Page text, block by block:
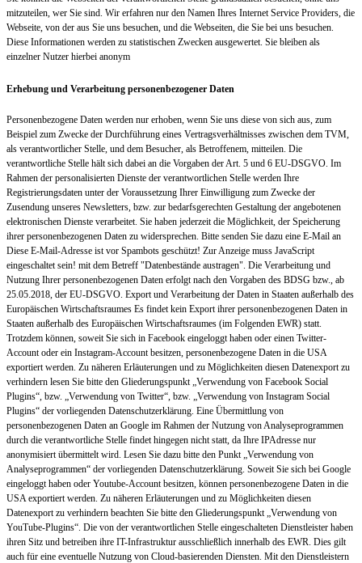
mitzuteilen, wer Sie sind. Wir erfahren nur den Namen Ihres Internet Service Providers, die
Webseite, von der aus Sie uns besuchen, und die Webseiten, die Sie bei uns besuchen.
Diese Informationen werden zu statistischen Zwecken ausgewertet. Sie bleiben als
einzelner Nutzer hierbei anonym
Erhebung und Verarbeitung personenbezogener Daten
Personenbezogene Daten werden nur erhoben, wenn Sie uns diese von sich aus, zum
Beispiel zum Zwecke der Durchführung eines Vertragsverhältnisses zwischen dem TVM,
als verantwortlicher Stelle, und dem Besucher, als Betroffenem, mitteilen. Die
verantwortliche Stelle hält sich dabei an die Vorgaben der Art. 5 und 6 EU-DSGVO. Im
Rahmen der personalisierten Dienste der verantwortlichen Stelle werden Ihre
Registrierungsdaten unter der Voraussetzung Ihrer Einwilligung zum Zwecke der
Zusendung unseres Newsletters, bzw. zur bedarfsgerechten Gestaltung der angebotenen
elektronischen Dienste verarbeitet. Sie haben jederzeit die Möglichkeit, der Speicherung
ihrer personenbezogenen Daten zu widersprechen. Bitte senden Sie dazu eine E-Mail an
Diese E-Mail-Adresse ist vor Spambots geschützt! Zur Anzeige muss JavaScript
eingeschaltet sein! mit dem Betreff "Datenbestände austragen". Die Verarbeitung und
Nutzung Ihrer personenbezogenen Daten erfolgt nach den Vorgaben des BDSG bzw., ab
25.05.2018, der EU-DSGVO. Export und Verarbeitung der Daten in Staaten außerhalb des
Europäischen Wirtschaftsraumes Es findet kein Export ihrer personenbezogenen Daten in
Staaten außerhalb des Europäischen Wirtschaftsraumes (im Folgenden EWR) statt.
Trotzdem können, soweit Sie sich in Facebook eingeloggt haben oder einen Twitter-
Account oder ein Instagram-Account besitzen, personenbezogene Daten in die USA
exportiert werden. Zu näheren Erläuterungen und zu Möglichkeiten diesen Datenexport zu
verhindern lesen Sie bitte den Gliederungspunkt „Verwendung von Facebook Social
Plugins“, bzw. „Verwendung von Twitter“, bzw. „Verwendung von Instagram Social
Plugins“ der vorliegenden Datenschutzerklärung. Eine Übermittlung von
personenbezogenen Daten an Google im Rahmen der Nutzung von Analyseprogrammen
durch die verantwortliche Stelle findet hingegen nicht statt, da Ihre IPAdresse nur
anonymisiert übermittelt wird. Lesen Sie dazu bitte den Punkt „Verwendung von
Analyseprogrammen“ der vorliegenden Datenschutzerklärung. Soweit Sie sich bei Google
eingeloggt haben oder Youtube-Account besitzen, können personenbezogene Daten in die
USA exportiert werden. Zu näheren Erläuterungen und zu Möglichkeiten diesen
Datenexport zu verhindern beachten Sie bitte den Gliederungspunkt „Verwendung von
YouTube-Plugins“. Die von der verantwortlichen Stelle eingeschalteten Dienstleister haben
ihren Sitz und betreiben ihre IT-Infrastruktur ausschließlich innerhalb des EWR. Dies gilt
auch für eine eventuelle Nutzung von Cloud-basierenden Diensten. Mit den Dienstleistern